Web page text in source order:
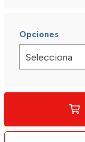
Opciones